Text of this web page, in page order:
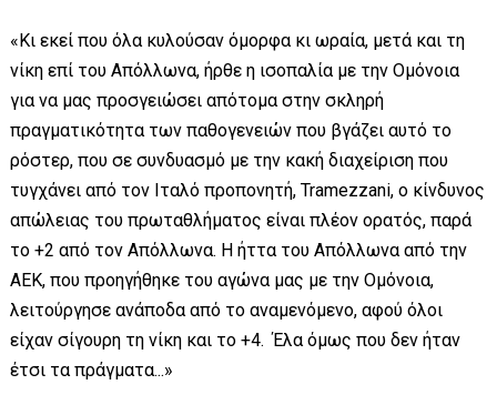
«Κι εκεί που όλα κυλούσαν όμορφα κι ωραία, μετά και τη
νίκη επί του Απόλλωνα, ήρθε η ισοπαλία με την Ομόνοια
για να μας προσγειώσει απότομα στην σκληρή
πραγματικότητα των παθογενειών που βγάζει αυτό το
ρόστερ, που σε συνδυασμό με την κακή διαχείριση που
τυγχάνει από τον Ιταλό προπονητή, Tramezzani, ο κίνδυνος
απώλειας του πρωταθλήματος είναι πλέον ορατός, παρά
το +2 από τον Απόλλωνα. Η ήττα του Απόλλωνα από την
ΑΕΚ, που προηγήθηκε του αγώνα μας με την Ομόνοια,
λειτούργησε ανάποδα από το αναμενόμενο, αφού όλοι
είχαν σίγουρη τη νίκη και το +4. Έλα όμως που δεν ήταν
έτσι τα πράγματα...»